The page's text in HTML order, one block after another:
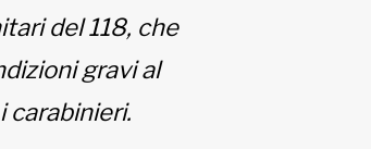
del 118, che
gravi al
carabinieri.